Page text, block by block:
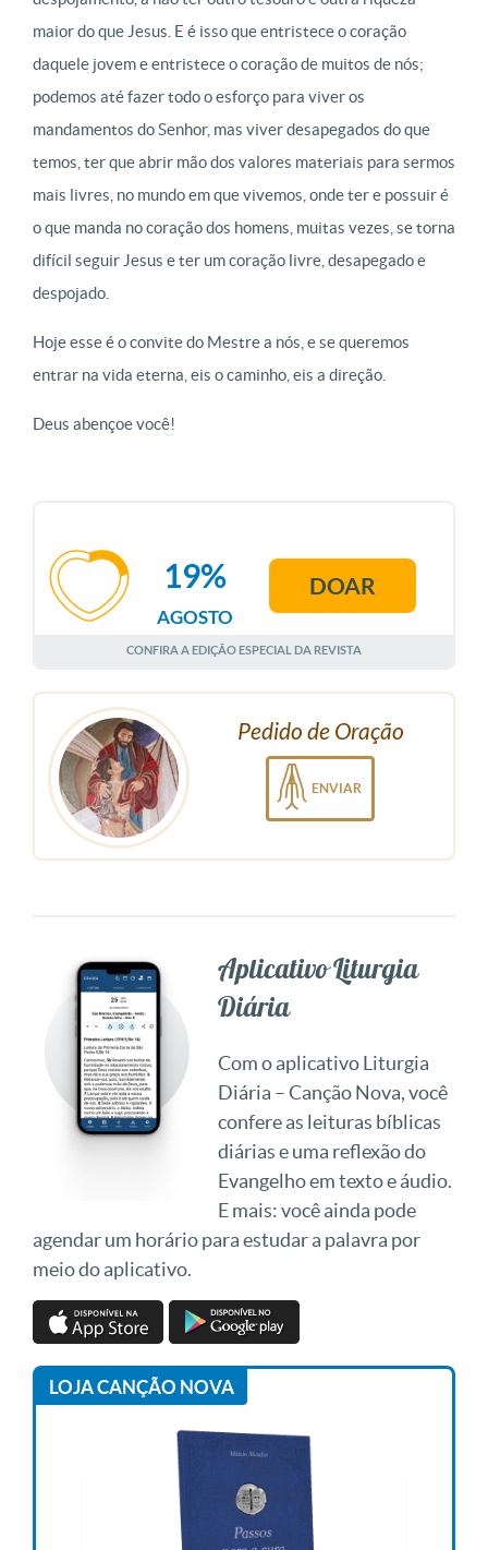
maior do que Jesus. E é isso que entristece o coração
daquele jovem e entristece o coração de muitos de nós;
podemos até fazer todo o esforço para viver os
mandamentos do Senhor, mas viver desapegados do que
temos, ter que abrir mão dos valores materiais para sermos
mais livres, no mundo em que vivemos, onde ter e possuir é
o que manda no coração dos homens, muitas vezes, se torna
difícil seguir Jesus e ter um coração livre, desapegado e
despojado.
Hoje esse é o convite do Mestre a nós, e se queremos
entrar na vida eterna, eis o caminho, eis a direção.
Deus abençoe você!
AGOSTO
19% DOAR
CONFIRA A EDIÇÃO ESPECIAL DA REVISTA
Pedido de Oração
ENVIAR
Aplicativo Liturgia
Diária
Com o aplicativo Liturgia
Diária – Canção Nova, você
confere as leituras bíblicas
diárias e uma reflexão do
Evangelho em texto e áudio.
E mais: você ainda pode
agendar um horário para estudar a palavra por
meio do aplicativo.
LOJA CANÇÃO NOVA